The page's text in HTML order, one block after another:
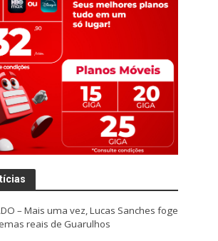
– Mais uma vez, Lucas Sanches foge
reais de Guarulhos